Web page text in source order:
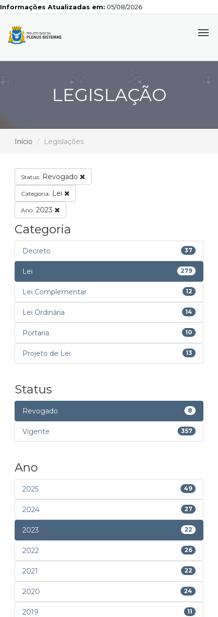
Atualizadas em: 05/08/2026
LEGISLAÇÃO
Início Legislações
Status: Revogado
Categoria: Lei
Ano: 2023
Categoria
Decreto 37
Lei 279
Lei Complementar 12
Lei Ordinária 14
Portaria 10
Projeto de Lei 13
Status
Revogado 8
Vigente 357
Ano
2025 49
2024 27
2023 22
2022 26
2021 22
2020 24
2019 11